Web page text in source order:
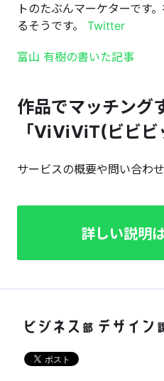
トのたぶんマーケターです
るそうです。 Twitter
富山 有樹の書いた記事
作品でマッチング
「ViViViT(ビビビ
サービスの概要や問い合わ
詳しい説明